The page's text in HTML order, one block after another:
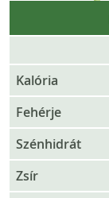
Kalória
Fehérje
Szénhidrát
Zsír